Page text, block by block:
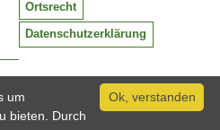
Ortsrecht
Datenschutzerklärung
Ok, verstanden
um
bieten. Durch